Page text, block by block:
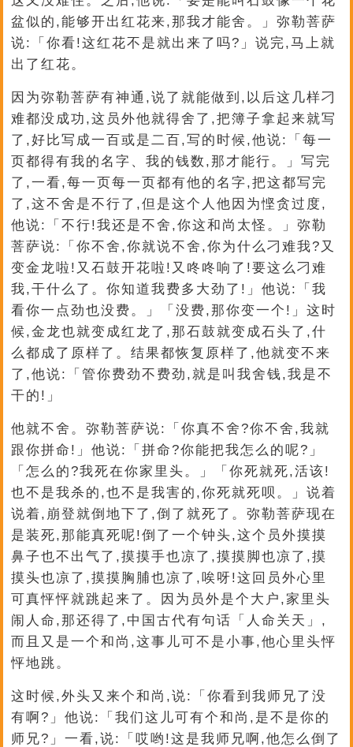
盆似的,能够开出红花来,那我才能舍。」弥勒菩萨
说:「你看!这红花不是就出来了吗?」说完,马上就
出了红花。
因为弥勒菩萨有神通,说了就能做到,以后这几样刁
难都没成功,这员外他就得舍了,把簿子拿起来就写
了,好比写成一百或是二百,写的时候,他说:「每一
页都得有我的名字、我的钱数,那才能行。」写完
了,一看,每一页每一页都有他的名字,把这都写完
了,这不舍是不行了,但是这个人他因为悭贪过度,
他说:「不行!我还是不舍,你这和尚太怪。」弥勒
菩萨说:「你不舍,你就说不舍,你为什么刁难我?又
变金龙啦!又石鼓开花啦!又咚咚响了!要这么刁难
我,干什么了。你知道我费多大劲了!」他说:「我
看你一点劲也没费。」「没费,那你变一个!」这时
候,金龙也就变成红龙了,那石鼓就变成石头了,什
么都成了原样了。结果都恢复原样了,他就变不来
了,他说:「管你费劲不费劲,就是叫我舍钱,我是不
干的!」
他就不舍。弥勒菩萨说:「你真不舍?你不舍,我就
跟你拼命!」他说:「拼命?你能把我怎么的呢?」
「怎么的?我死在你家里头。」「你死就死,活该!
也不是我杀的,也不是我害的,你死就死呗。」说着
说着,崩登就倒地下了,倒了就死了。弥勒菩萨现在
是装死,那能真死呢!倒了一个钟头,这个员外摸摸
鼻子也不出气了,摸摸手也凉了,摸摸脚也凉了,摸
摸头也凉了,摸摸胸脯也凉了,唉呀!这回员外心里
可真怦怦就跳起来了。因为员外是个大户,家里头
闹人命,那还得了,中国古代有句话「人命关天」,
而且又是一个和尚,这事儿可不是小事,他心里头怦
怦地跳。
这时候,外头又来个和尚,说:「你看到我师兄了没
有啊?」他说:「我们这儿可有个和尚,是不是你的
师兄?」一看,说:「哎哟!这是我师兄啊,他怎么倒了